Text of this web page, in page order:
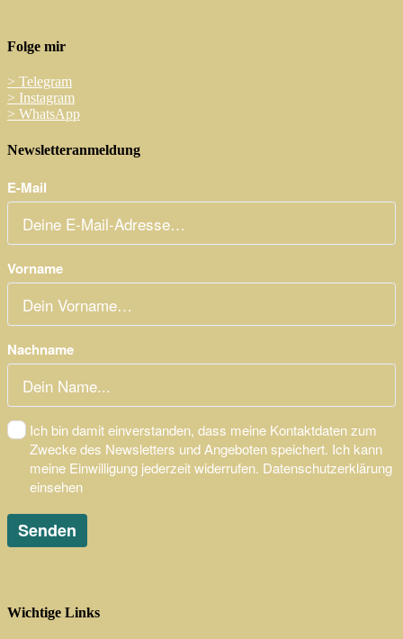
Folge mir
> Telegram
> Instagram
> WhatsApp
Newsletteranmeldung
Wichtige Links